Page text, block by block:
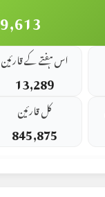
9,613
اس ہفتے کے قارئین
13,289
کل قارئین
845,875